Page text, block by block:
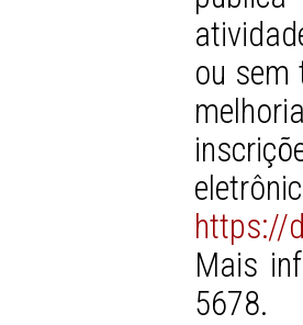
ou sem
https://
Mais
5678.